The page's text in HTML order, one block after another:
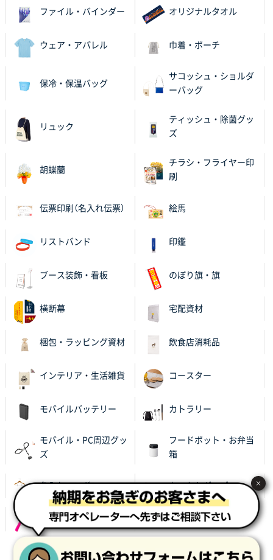
ファイル・バインダー オリジナルタオル
ウェア・アパレル 巾着・ポーチ
保冷・保温バッグ
サコッシュ・ショルダ
ーバッグ
リュック
ティッシュ・除菌グッ
ズ
胡蝶蘭
チラシ・フライヤー印
刷
伝票印刷（名入れ伝票） 絵馬
リストバンド 印鑑
ブース装飾・看板 のぼり旗・旗
横断幕 宅配資材
梱包・ラッピング資材 飲食店消耗品
インテリア・生活雑貨 コースター
モバイルバッテリー カトラリー
モバイル・PC周辺グッ
ズ
フードポット・お弁当
箱
名入れハンガー あったかグッズ
レイングッズ
サイト利用規約 プライバシーポリシー 会社概要
×